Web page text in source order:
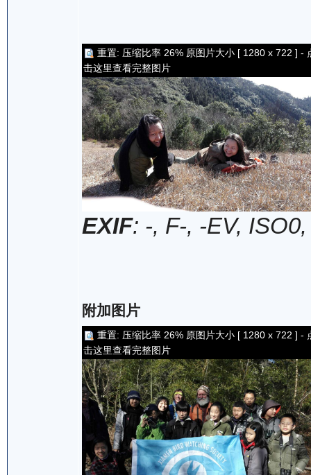
重置: 压缩比率 26% 原图片大小 [ 1280 x 722 ] -
击这里查看完整图片
EXIF: -, F-, -EV,
附加图片
重置: 压缩比率 26% 原图片大小 [ 1280 x 722 ] -
击这里查看完整图片